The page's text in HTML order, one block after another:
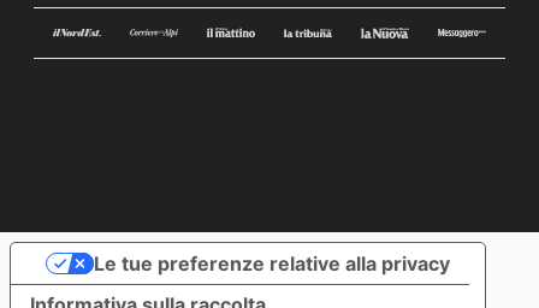
Le tue preferenze relative alla privacy